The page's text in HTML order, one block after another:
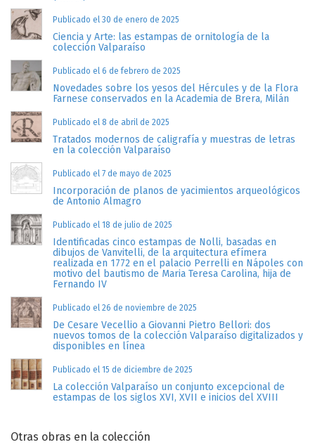
Publicado el 30 de enero de 2025
Ciencia y Arte: las estampas de ornitología de la
colección Valparaíso
Publicado el 6 de febrero de 2025
Novedades sobre los yesos del Hércules y de la Flora
Farnese conservados en la Academia de Brera, Milán
Publicado el 8 de abril de 2025
Tratados modernos de caligrafía y muestras de letras
en la colección Valparaíso
Publicado el 7 de mayo de 2025
Incorporación de planos de yacimientos arqueológicos
de Antonio Almagro
Publicado el 18 de julio de 2025
Identificadas cinco estampas de Nolli, basadas en
dibujos de Vanvitelli, de la arquitectura efímera
realizada en 1772 en el palacio Perrelli en Nápoles con
motivo del bautismo de Maria Teresa Carolina, hija de
Fernando IV
Publicado el 26 de noviembre de 2025
De Cesare Vecellio a Giovanni Pietro Bellori: dos
nuevos tomos de la colección Valparaíso digitalizados y
disponibles en línea
Publicado el 15 de diciembre de 2025
La colección Valparaíso un conjunto excepcional de
estampas de los siglos XVI, XVII e inicios del XVIII
Otras obras en la colección